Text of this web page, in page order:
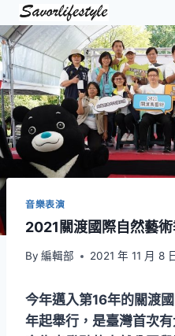
Skip
to
content
音樂表演
2021關渡國際自然藝
By 編輯部 2021 年 11 月 8
今年邁入第16年的關渡
年起舉行，是臺灣首次